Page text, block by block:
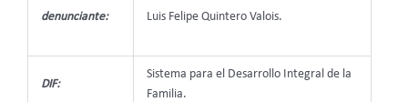
denunciante: Luis Felipe Quintero Valois.
DIF:
Sistema para el Desarrollo Integral de la
Familia.